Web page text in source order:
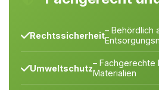
Rechtssicherheit– Behördlich
Umweltschutz– Fachgerechte
Materialien